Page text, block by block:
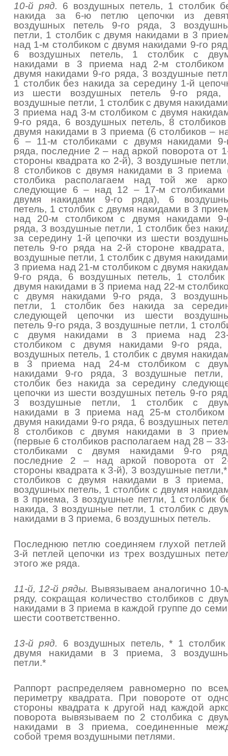
10-й ряд. 6 воздушных петель, 1 столбик
накида за 6-ю петлю цепочки из
воздушных петель 9-го ряда, 3
петли, 1 столбик с двумя накидами в 3
над 1-м столбиком с двумя накидами 9-го
6 воздушных петель, 1 столбик с
накидами в 3 приема над 2-м
двумя накидами 9-го ряда, 3 воздушные
1 столбик без накида за середину 1-й
из шести воздушных петель 9-го ряда,
воздушные петли, 1 столбик с двумя
3 приема над 3-м столбиком с двумя
9-го ряда, 6 воздушных петель, 8
двумя накидами в 3 приема (6 столбиков –
6 – 11-м столбиками с двумя накидами 9-
ряда, последние 2 – над аркой поворота от
стороны квадрата ко 2-й), 3 воздушные
8 столбиков с двумя накидами в 3 приема
столбика располагаем над той же
следующие 6 – над 12 – 17-м
двумя накидами 9-го ряда), 6
петель, 1 столбик с двумя накидами в 3
над 20-м столбиком с двумя накидами 9-
ряда, 3 воздушные петли, 1 столбик без
за середину 1-й цепочки из шести
петель 9-го ряда на 2-й стороне
воздушные петли, 1 столбик с двумя
3 приема над 21-м столбиком с двумя
9-го ряда, 6 воздушных петель, 1
двумя накидами в 3 приема над 22-м
с двумя накидами 9-го ряда, 3
петли, 1 столбик без накида за
следующей цепочки из шести
петель 9-го ряда, 3 воздушные петли, 1
с двумя накидами в 3 приема над
столбиком с двумя накидами 9-го
воздушных петель, 1 столбик с двумя
в 3 приема над 24-м столбиком с
накидами 9-го ряда, 3 воздушные
столбик без накида за середину
цепочки из шести воздушных петель 9-го
3 воздушные петли, 1 столбик с
накидами в 3 приема над 25-м
двумя накидами 9-го ряда, 6 воздушных
8 столбиков с двумя накидами в 3
(первые 6 столбиков располагаем над 28 –
столбиками с двумя накидами 9-го
последние 2 – над аркой поворота от
стороны квадрата к 3-й), 3 воздушные
столбиков с двумя накидами в 3
воздушных петель, 1 столбик с двумя
в 3 приема, 3 воздушные петли, 1 столбик
накида, 3 воздушные петли, 1 столбик с
накидами в 3 приема, 6 воздушных петель.
Последнюю петлю соединяем глухой
3-й петлей цепочки из трех воздушных
этого же ряда.
11-й, 12-й ряды. Вывязываем аналогично 10-
ряду, сокращая количество столбиков с
накидами в 3 приема в каждой группе до
шести соответственно.
13-й ряд.
6 воздушных петель, * 1
двумя накидами в 3 приема, 3
петли.*
Раппорт распределяем равномерно по
периметру квадрата. При повороте от
стороны квадрата к другой над каждой
поворота вывязываем по 2 столбика с
накидами в 3 приема, соединенные
собой тремя воздушными петлями.